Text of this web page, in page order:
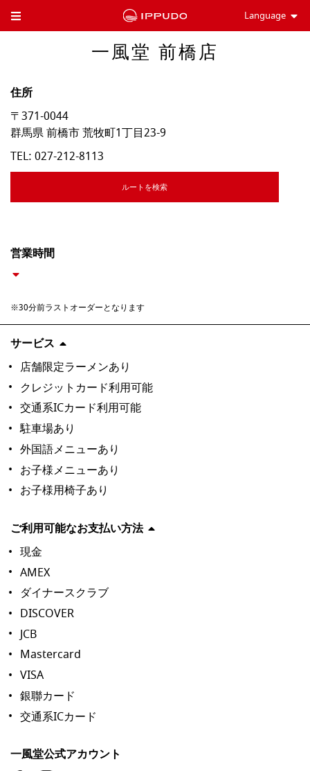
Toggle Header Menu Language
一風堂 前橋店
住所
〒371-0044
群馬県前橋市荒牧町1丁目23-9
TEL: 027-212-8113
ルートを検索
営業時間
※30分前ラストオーダーとなります
サービス
店舗限定ラーメンあり
クレジットカード利用可能
交通系ICカード利用可能
駐車場あり
外国語メニューあり
お子様メニューあり
お子様用椅子あり
ご利用可能なお支払い方法
現金
AMEX
ダイナースクラブ
DISCOVER
JCB
Mastercard
VISA
銀聯カード
交通系ICカード
一風堂公式アカウント